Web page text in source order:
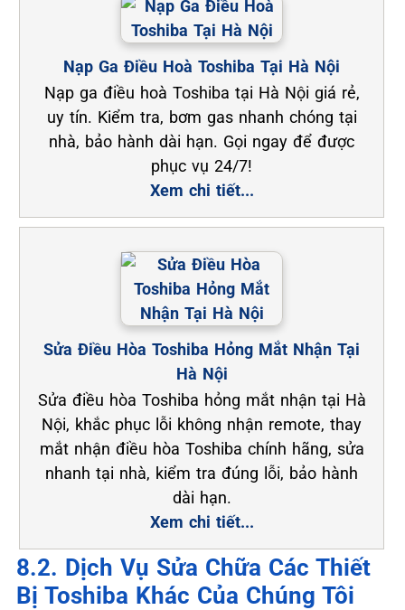
Nạp Ga Điều Hoà Toshiba Tại Hà Nội
Nạp ga điều hoà Toshiba tại Hà Nội giá rẻ,
uy tín. Kiểm tra, bơm gas nhanh chóng tại
nhà, bảo hành dài hạn. Gọi ngay để được
phục vụ 24/7!
Xem chi tiết...
Sửa Điều Hòa Toshiba Hỏng Mắt Nhận Tại
Hà Nội
Sửa điều hòa Toshiba hỏng mắt nhận tại Hà
Nội, khắc phục lỗi không nhận remote, thay
mắt nhận điều hòa Toshiba chính hãng, sửa
nhanh tại nhà, kiểm tra đúng lỗi, bảo hành
dài hạn.
Xem chi tiết...
8.2. Dịch Vụ Sửa Chữa Các Thiết
Bị Toshiba Khác Của Chúng Tôi